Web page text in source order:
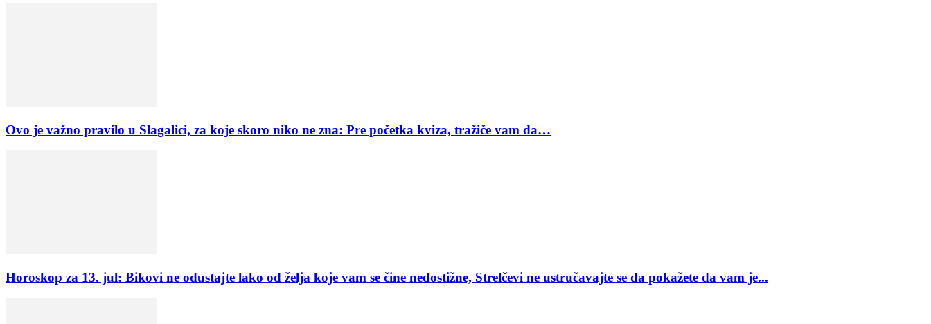
Ovo je važno pravilo u Slagalici, za koje skoro niko ne zna: Pre početka kviza, tražiče vam da…
Horoskop za 13. jul: Bikovi ne odustajte lako od želja koje vam se čine nedostižne, Strelčevi ne ustručavajte se da pokažete da vam je...